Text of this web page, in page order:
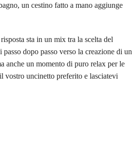
un cestino fatto a mano aggiunge
sta in un mix tra la scelta del
dopo passo verso la creazione di un
anche un momento di puro relax per le
vostro uncinetto preferito e lasciatevi